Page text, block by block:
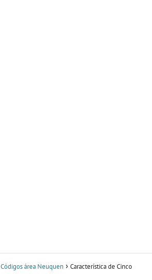
Códigos área Neuquen
Característica de Cinco